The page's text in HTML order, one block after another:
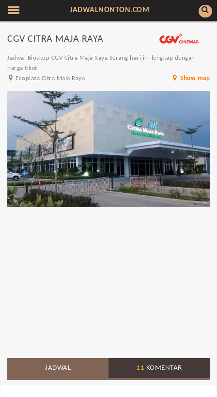
JADWALNONTON.COM
CGV CITRA MAJA RAYA
Jadwal Bioskop CGV Citra Maja Raya Serang hari ini lengkap dengan
harga tiket
Ecoplaza Citra Maja Raya
Show map
JADWAL 11 KOMENTAR